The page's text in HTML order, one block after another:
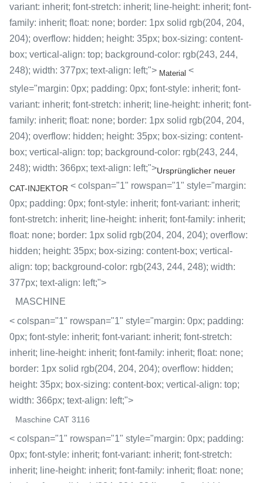
variant: inherit; font-stretch: inherit; line-height: inherit; font-
family: inherit; float: none; border: 1px solid rgb(204, 204,
204); overflow: hidden; height: 35px; box-sizing: content-
box; vertical-align: top; background-color: rgb(243, 244,
248); width: 377px; text-align: left;"> Material <
style="margin: 0px; padding: 0px; font-style: inherit; font-
variant: inherit; font-stretch: inherit; line-height: inherit; font-
family: inherit; float: none; border: 1px solid rgb(204, 204,
204); overflow: hidden; height: 35px; box-sizing: content-
box; vertical-align: top; background-color: rgb(243, 244,
248); width: 366px; text-align: left;">Ursprünglicher neuer
CAT-INJEKTOR < colspan="1" rowspan="1" style="margin:
0px; padding: 0px; font-style: inherit; font-variant: inherit;
font-stretch: inherit; line-height: inherit; font-family: inherit;
float: none; border: 1px solid rgb(204, 204, 204); overflow:
hidden; height: 35px; box-sizing: content-box; vertical-
align: top; background-color: rgb(243, 244, 248); width:
377px; text-align: left;">
MASCHINE
< colspan="1" rowspan="1" style="margin: 0px; padding:
0px; font-style: inherit; font-variant: inherit; font-stretch:
inherit; line-height: inherit; font-family: inherit; float: none;
border: 1px solid rgb(204, 204, 204); overflow: hidden;
height: 35px; box-sizing: content-box; vertical-align: top;
width: 366px; text-align: left;">
Maschine CAT 3116
< colspan="1" rowspan="1" style="margin: 0px; padding:
0px; font-style: inherit; font-variant: inherit; font-stretch:
inherit; line-height: inherit; font-family: inherit; float: none;